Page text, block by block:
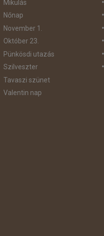
Mikulás
Nőnap
November 1.
Október 23.
Pünkösdi utazás
Szilveszter
Tavaszi szünet
Valentin nap